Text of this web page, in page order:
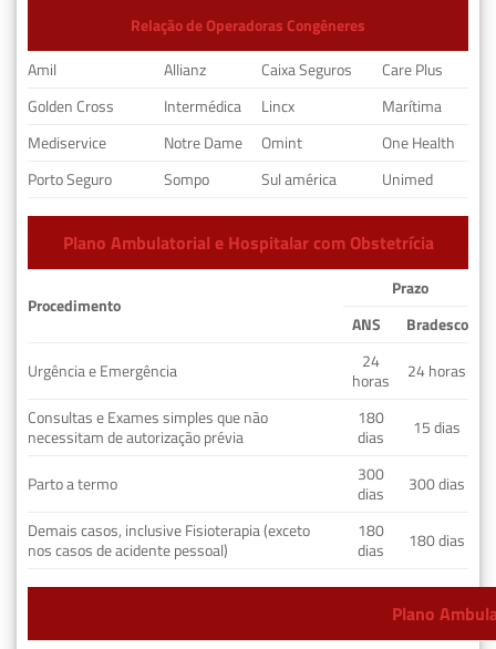
Relação de Operadoras Congêneres
Amil
Allianz Caixa Seguros
Care Plus
Golden Cross
Intermédica Lincx
Marítima
Mediservice
Notre Dame Omint
One Health
Porto Seguro
Sompo Sul américa Unimed
Plano Ambulatorial e Hospitalar com Obstetrícia
Procedimento
Prazo
ANS
Bradesco
Urgência e Emergência
24
horas
24 horas
Consultas e Exames simples que não
necessitam de autorização prévia
180
dias
15 dias
Parto a termo
300
dias
300 dias
Demais casos, inclusive Fisioterapia (exceto
nos casos de acidente pessoal)
180
dias
180 dias
Plano